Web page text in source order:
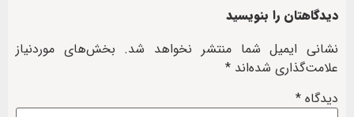
دیدگاهتان را بنویسید
نشانی ایمیل شما منتشر نخواهد شد. بخش‌های موردنیاز
علامت‌گذاری شده‌اند *
دیدگاه *